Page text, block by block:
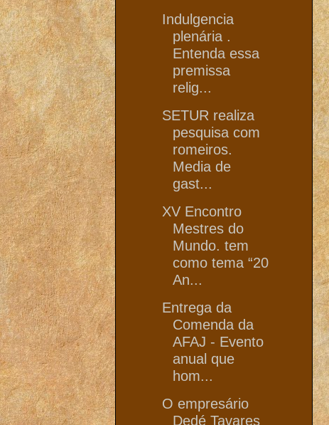
Indulgencia
plenária .
Entenda essa
premissa
relig...
SETUR realiza
pesquisa com
romeiros.
Media de
gast...
XV Encontro
Mestres do
Mundo. tem
como tema “20
An...
Entrega da
Comenda da
AFAJ - Evento
anual que
hom...
O empresário
Dedé Tavares